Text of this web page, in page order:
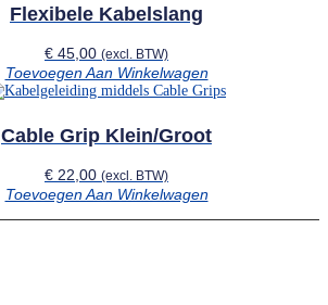
Flexibele Kabelslang
€ 45,00 (excl. BTW)
Toevoegen Aan Winkelwagen
Cable Grip Klein/groot
€ 22,00 (excl. BTW)
Toevoegen Aan Winkelwagen